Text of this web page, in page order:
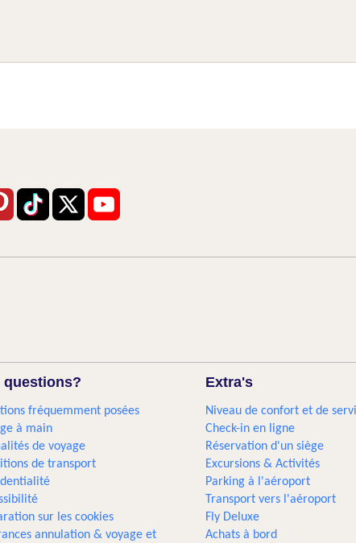
questions?
fréquemment posées
à main
de voyage
de transport
sur les cookies
annulation & voyage et
Extra's
Niveau de confort et de
Check-in en ligne
Réservation d'un siège
Excursions & Activités​
Parking à l'aéroport
Transport vers l'aéroport
Fly Deluxe
Achats à bord